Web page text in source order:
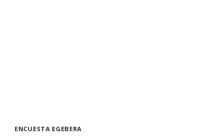
ENCUESTA EGEBERA